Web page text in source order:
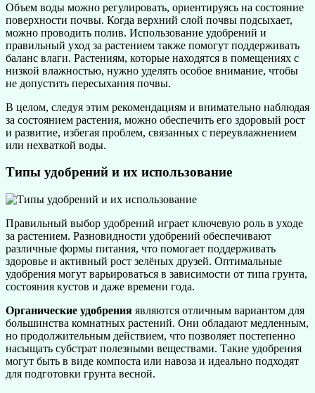
Объем воды можно регулировать, ориентируясь на состояние
поверхности почвы. Когда верхний слой почвы подсыхает,
можно проводить полив. Использование удобрений и
правильный уход за растением также помогут поддерживать
баланс влаги. Растениям, которые находятся в помещениях с
низкой влажностью, нужно уделять особое внимание, чтобы
не допустить пересыхания почвы.
В целом, следуя этим рекомендациям и внимательно наблюдая
за состоянием растения, можно обеспечить его здоровый рост
и развитие, избегая проблем, связанных с переувлажнением
или нехваткой воды.
Типы удобрений и их использование
Правильный выбор удобрений играет ключевую роль в уходе
за растением. Разновидности удобрений обеспечивают
различные формы питания, что помогает поддерживать
здоровье и активный рост зелёных друзей. Оптимальные
удобрения могут варьироваться в зависимости от типа грунта,
состояния кустов и даже времени года.
Органические удобрения являются отличным вариантом для
большинства комнатных растений. Они обладают медленным,
но продолжительным действием, что позволяет постепенно
насыщать субстрат полезными веществами. Такие удобрения
могут быть в виде компоста или навоза и идеально подходят
для подготовки грунта весной.